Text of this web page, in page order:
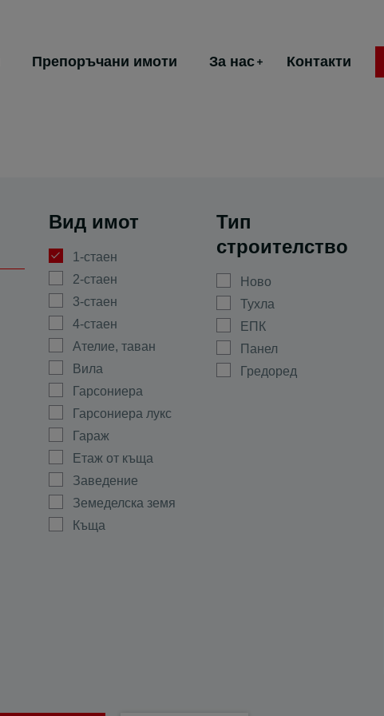
Препоръчани имоти За нас Контакти
Вид имот
1-стаен
2-стаен
3-стаен
4-стаен
Ателие, таван
Вила
Гарсониера
Гарсониера лукс
Гараж
Етаж от къща
Заведение
Земеделска земя
Къща
Тип
строителство
Ново
Тухла
ЕПК
Панел
Гредоред